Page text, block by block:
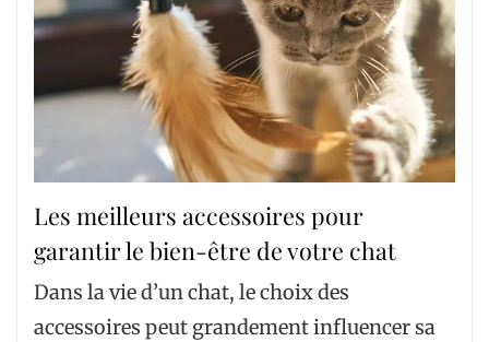
Les meilleurs accessoires pour
garantir le bien-être de votre chat
Dans la vie d’un chat, le choix des
accessoires peut grandement influencer sa